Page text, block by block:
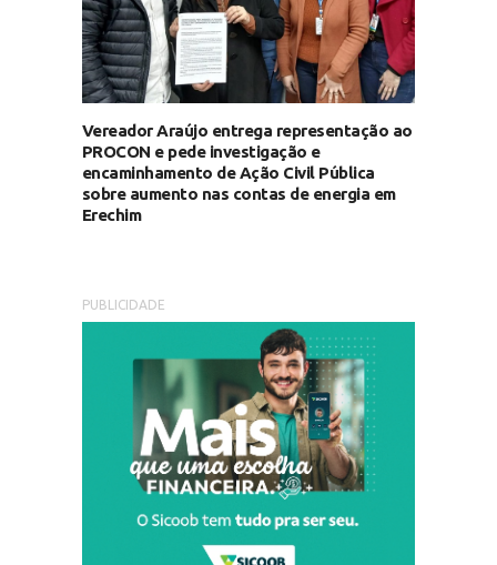
Vereador Araújo entrega representação ao
PROCON e pede investigação e
encaminhamento de Ação Civil Pública
sobre aumento nas contas de energia em
Erechim
PUBLICIDADE